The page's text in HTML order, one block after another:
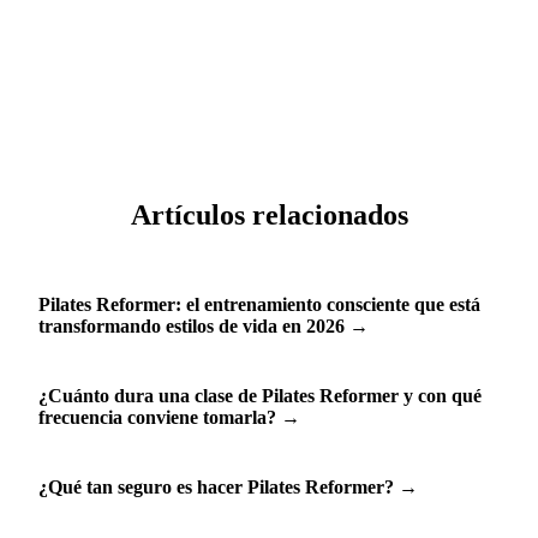
Artículos relacionados
Pilates Reformer: el entrenamiento consciente que está
transformando estilos de vida en 2026 →
¿Cuánto dura una clase de Pilates Reformer y con qué
frecuencia conviene tomarla? →
¿Qué tan seguro es hacer Pilates Reformer? →